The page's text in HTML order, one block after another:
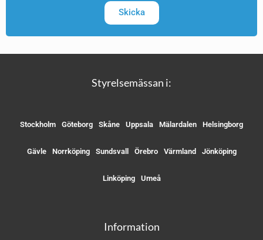
Skicka
Styrelsemässan i:
Stockholm Göteborg Skåne Uppsala Mälardalen Helsingborg
Gävle Norrköping Sundsvall Örebro Värmland Jönköping
Linköping Umeå
Information